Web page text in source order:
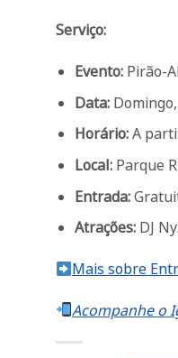
Serviço:
Evento:Pirão-
Data:Domingo,
Horário:A
Local:Parque
Entrada:
Atrações:DJ
Mais sobre
Acompanhe o